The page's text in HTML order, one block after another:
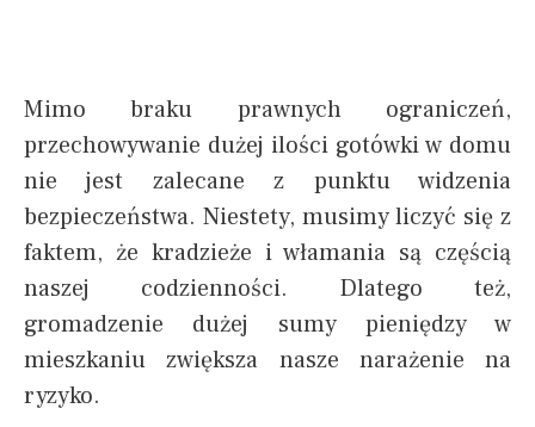
Mimo braku prawnych ograniczeń,
przechowywanie dużej ilości gotówki w domu
nie jest zalecane z punktu widzenia
bezpieczeństwa. Niestety, musimy liczyć się z
faktem, że kradzieże i włamania są częścią
naszej codzienności. Dlatego też,
gromadzenie dużej sumy pieniędzy w
mieszkaniu zwiększa nasze narażenie na
ryzyko.